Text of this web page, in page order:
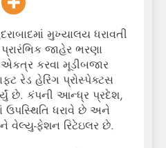
મુખ્યાલય ધરાવતી
જાહેર ભરણા
કરવા મૂડીબજાર
રેડ હેરિંગ પ્રોસ્પેક્ટસ
છે. કંપની આન્ધ્ર પ્રદેશ,
ઉપસ્થિતિ ધરાવે છે અને
વેલ્યુ-ફેશન રિટેઇલર છે.